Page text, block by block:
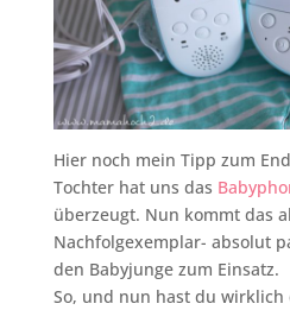
Hier noch mein Tipp zum
Tochter hat uns das
überzeugt. Nun kommt das
Nachfolgexemplar- absolut
den Babyjunge zum Einsatz.
So, und nun hast du